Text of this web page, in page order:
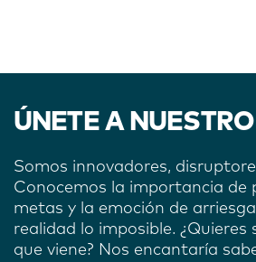
ÚNETE A
Somos innovadores,
Conocemos la importancia de
metas y la emoción de
realidad lo imposible. ¿Quieres
que viene? Nos encantaría